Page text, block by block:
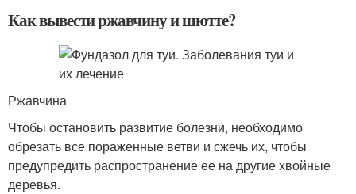
Как вывести ржавчину и шютте?
Ржавчина
Чтобы остановить развитие болезни, необходимо
обрезать все пораженные ветви и сжечь их, чтобы
предупредить распространение ее на другие хвойные
деревья.